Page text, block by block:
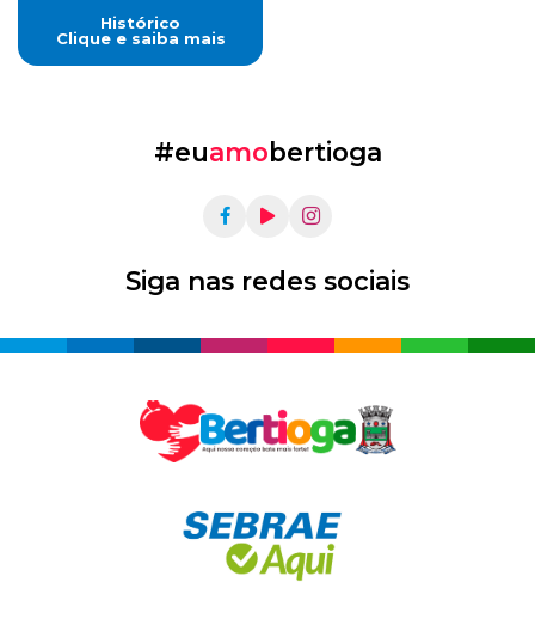
Histórico
Clique e saiba mais
#euamobertioga
Siga nas redes sociais